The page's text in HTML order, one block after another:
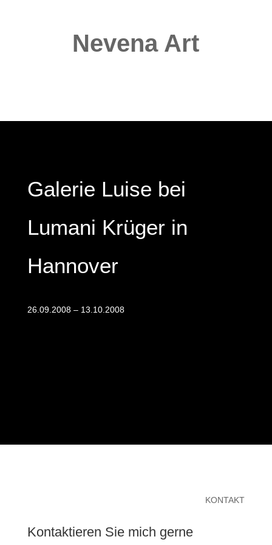
Nevena Art
Galerie Luise bei
Lumani Krüger in
Hannover
26.09.2008 – 13.10.2008
KONTAKT
Kontaktieren Sie mich gerne